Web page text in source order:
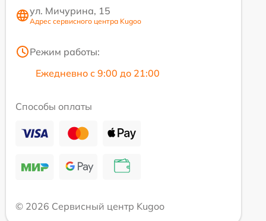
ул. Мичурина, 15
Адрес сервисного центра Kugoo
Режим работы:
Ежедневно с 9:00 до 21:00
Способы оплаты
© 2026 Сервисный центр Kugoo